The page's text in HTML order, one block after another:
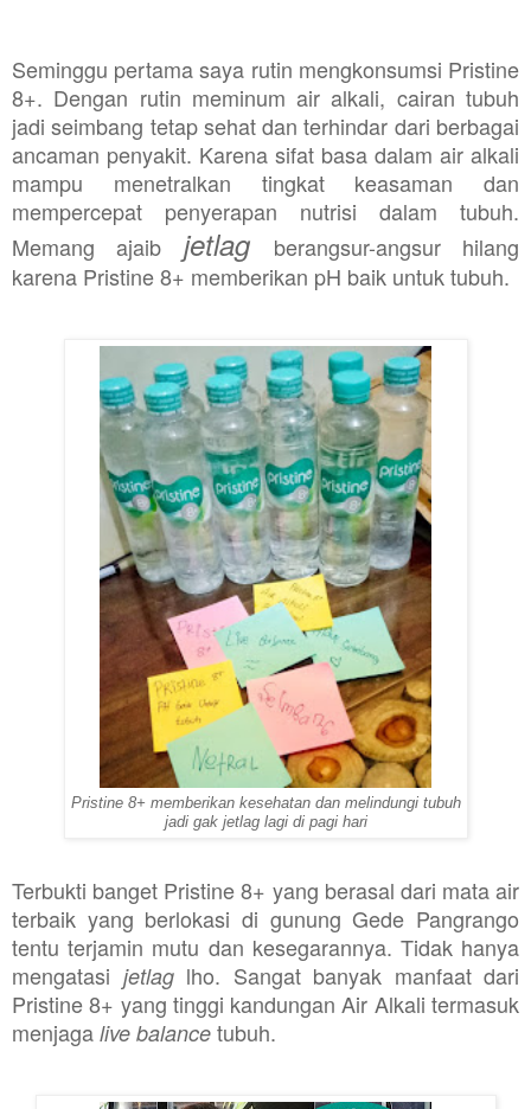
Seminggu pertama saya rutin mengkonsumsi Pristine
8+. Dengan rutin meminum air alkali, cairan tubuh
jadi seimbang tetap sehat dan terhindar dari berbagai
ancaman penyakit. Karena sifat basa dalam air alkali
mampu menetralkan tingkat keasaman dan
mempercepat penyerapan nutrisi dalam tubuh.
Memang ajaib jetlag
berangsur-angsur hilang
karena Pristine 8+ memberikan pH baik untuk tubuh.
Pristine 8+ memberikan kesehatan dan melindungi tubuh
jadi gak jetlag lagi di pagi hari
Terbukti banget Pristine 8+ yang berasal dari mata air
terbaik yang berlokasi di gunung Gede Pangrango
tentu terjamin mutu dan kesegarannya. Tidak hanya
mengatasi jetlag lho. Sangat banyak manfaat dari
Pristine 8+ yang tinggi kandungan Air Alkali termasuk
menjaga live balance tubuh.